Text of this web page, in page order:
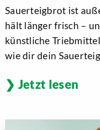
Sauerteigbrot ist
hält länger frisch –
künstliche
wie dir dein
Jetzt lesen